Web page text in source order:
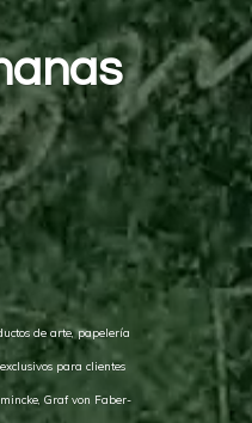
de arte, papelería
para clientes
Graf von Faber-